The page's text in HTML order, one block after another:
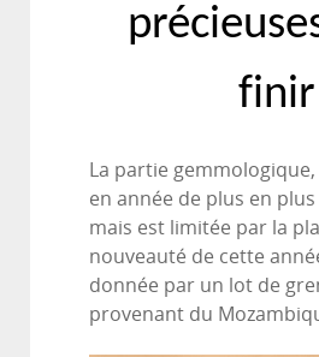
finir
La partie gemmologique,
en année de plus en
mais est limitée par la
nouveauté de cette
donnée par un lot de
provenant du